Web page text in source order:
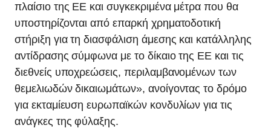
πλαίσιο της ΕΕ και συγκεκριμένα μέτρα που θα
υποστηρίζονται από επαρκή χρηματοδοτική
στήριξη για τη διασφάλιση άμεσης και κατάλληλης
αντίδρασης σύμφωνα με το δίκαιο της ΕΕ και τις
διεθνείς υποχρεώσεις, περιλαμβανομένων των
θεμελιωδών δικαιωμάτων», ανοίγοντας το δρόμο
για εκταμίευση ευρωπαϊκών κονδυλίων για τις
ανάγκες της φύλαξης.